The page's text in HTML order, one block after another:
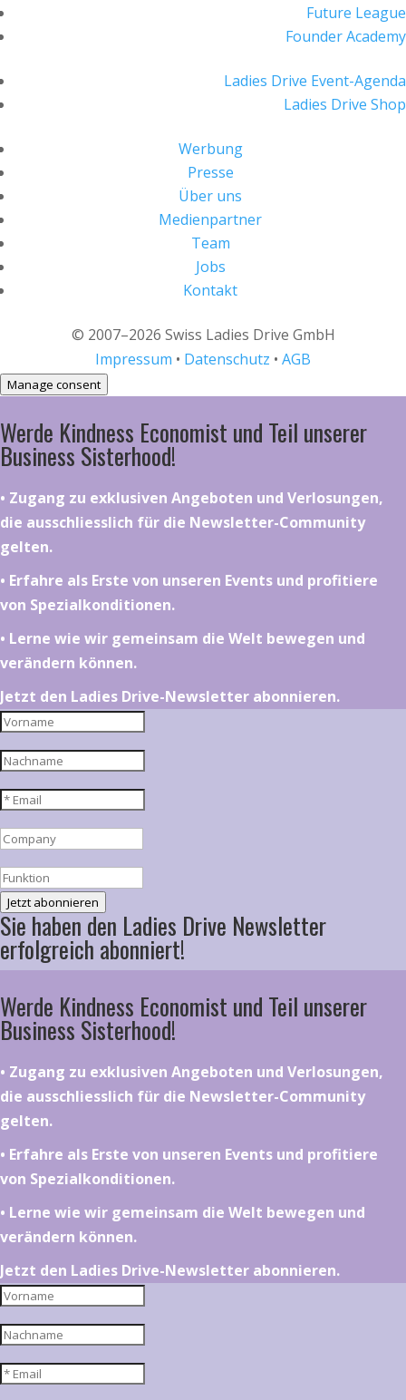
Future League
Founder Academy
Ladies Drive Event-Agenda
Ladies Drive Shop
Werbung
Presse
Über uns
Medienpartner
Team
Jobs
Kontakt
© 2007–2026 Swiss Ladies Drive GmbH
Impressum • Datenschutz • AGB
Manage consent
Werde Kindness Economist und Teil unserer
Business Sisterhood!
•⁠ ⁠⁠Zugang zu exklusiven Angeboten und Verlosungen,
die ausschliesslich für die Newsletter-Community
gelten.
•⁠ ⁠⁠Erfahre als Erste von unseren Events und profitiere
von Spezialkonditionen.
•⁠ ⁠⁠Lerne wie wir gemeinsam die Welt bewegen und
verändern können.
Jetzt den Ladies Drive-Newsletter abonnieren.
Jetzt abonnieren
Sie haben den Ladies Drive Newsletter
erfolgreich abonniert!
Werde Kindness Economist und Teil unserer
Business Sisterhood!
•⁠ ⁠⁠Zugang zu exklusiven Angeboten und Verlosungen,
die ausschliesslich für die Newsletter-Community
gelten.
•⁠ ⁠⁠Erfahre als Erste von unseren Events und profitiere
von Spezialkonditionen.
•⁠ ⁠⁠Lerne wie wir gemeinsam die Welt bewegen und
verändern können.
Jetzt den Ladies Drive-Newsletter abonnieren.